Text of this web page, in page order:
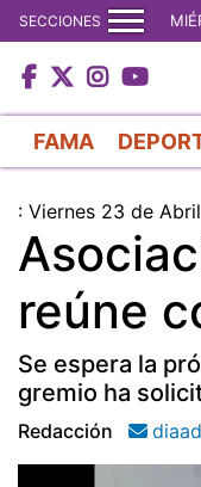
SECCIONES
FAMA
: Viernes 23 de
reúne
Se espera la
gremio ha
Redacción